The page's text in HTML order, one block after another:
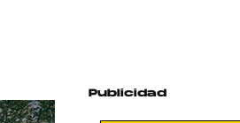
Publicidad